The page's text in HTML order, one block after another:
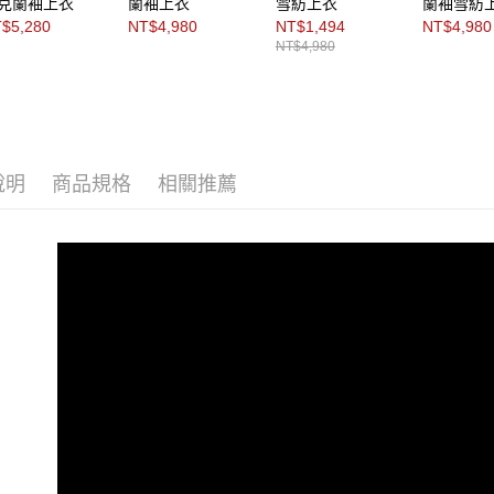
蘭袖上衣
蘭袖上衣
NT$4,980
雪紡上衣
NT$1,494
NT$4,980
蘭袖雪紡
NT$4,980
明 商品規格 相關推薦